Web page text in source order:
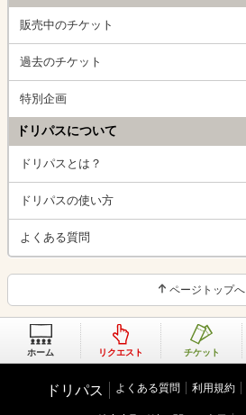
販売中のチケット
過去のチケット
特別企画
ドリパスについて
ドリパスとは？
ドリパスの使い方
よくある質問
ページトップへ
ホーム リクエスト チケット
ドリパス よくある質問 利用規約